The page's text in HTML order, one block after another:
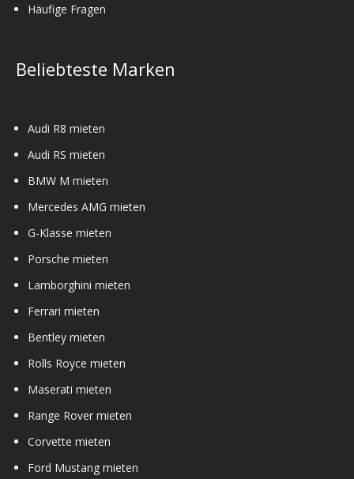
Häufige Fragen
Beliebteste Marken
Audi R8 mieten
Audi RS mieten
BMW M mieten
Mercedes AMG mieten
G-Klasse mieten
Porsche mieten
Lamborghini mieten
Ferrari mieten
Bentley mieten
Rolls Royce mieten
Maserati mieten
Range Rover mieten
Corvette mieten
Ford Mustang mieten